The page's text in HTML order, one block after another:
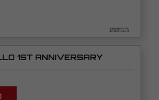
0053
1ST ANNIVERSARY